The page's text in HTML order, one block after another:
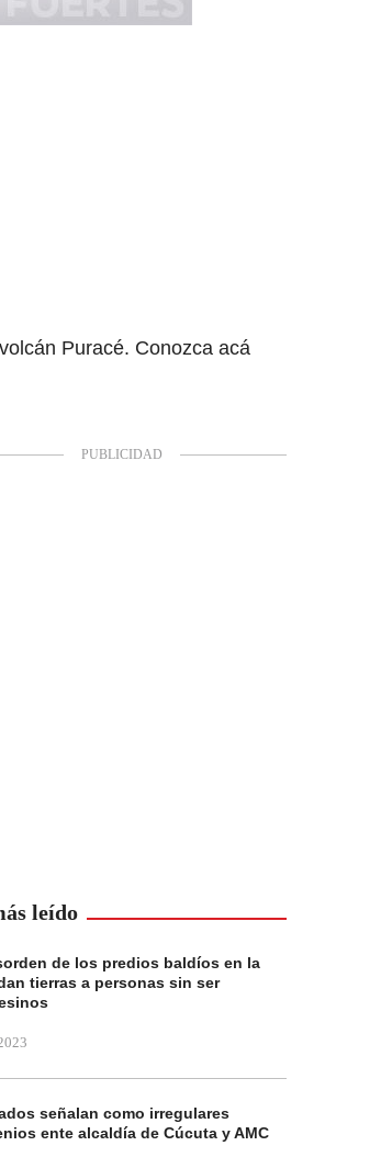
Puracé. Conozca acá
leído
de los predios baldíos en la
tierras a personas sin ser
señalan como irregulares
ente alcaldía de Cúcuta y AMC